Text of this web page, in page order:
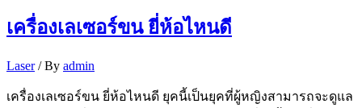
เครื่องเลเซอร์ขน ยี่ห้อไหนดี
Laser/ By admin
เครื่องเลเซอร์ขน ยี่ห้อไหนดี ยุคนี้เป็นยุคที่ผู้หญิงสามารถจะดูแล